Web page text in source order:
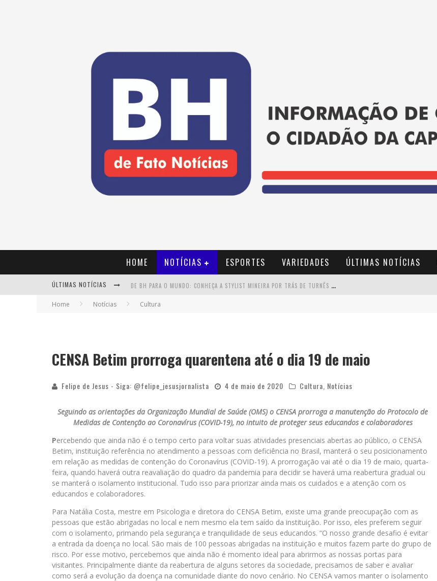
HOME NOTÍCIAS ESPORTES VARIEDADES ÚLTIMAS NOTÍCIAS
ÚLTIMAS NOTÍCIAS D
E BH PARA O MUNDO: CONHEÇA A STYLIST MINEIRA POR TRÁS DE TURNÊS E CAMPANHAS GLOBAIS
Home Notícias Cultura
CENSA Betim prorroga quarentena até o dia 19 de maio
Felipe de Jesus - Siga: @felipe_jesusjornalista 4 de maio de 2020 Cultura Notícias
Seguindo as orientações da Organização Mundial de Saúde (OMS) o CENSA prorroga a manutenção do Protocolo de
Medidas de Contenção ao Coronavírus (COVID-19), no intuito de proteger seus educandos e colaboradores
Percebendo que ainda não é o tempo certo para voltar suas atividades presenciais abertas ao público, o CENSA
Betim, instituição referência no atendimento a pessoas com deficiência no Brasil, manterá o seu posicionamento
em relação as medidas de contenção do Coronavírus (COVID-19). A prorrogação vai até o dia 19 de maio, quarta-
feira, quando haverá outra reavaliação do quadro da pandemia para decidir se haverá uma reabertura gradual ou
se manterá o isolamento institucional. Tudo isso para priorizar ainda mais os cuidados e a atenção com os
educandos e colaboradores.
Para Natália Costa, mestre em Psicologia e diretora do CENSA Betim, existe uma grande preocupação com as
pessoas que estão abrigadas no local e nem mesmo ela tem saído da instituição. Por isso, eles preferem seguir
com o isolamento, primando pela segurança e tranquilidade de seus educandos. “O nosso grande desafio é evitar
a entrada da doença no local. São mais de 100 pessoas abrigadas na instituição e muitos fazem parte do grupo de
risco. Por esse motivo, percebemos que ainda não é momento ideal para abrirmos as nossas portas para
visitantes. Principalmente diante da reabertura de alguns setores da sociedade, precisamos de saber e avaliar
como será a evolução da doença na comunidade diante do novo cenário. No CENSA vamos manter o isolamento